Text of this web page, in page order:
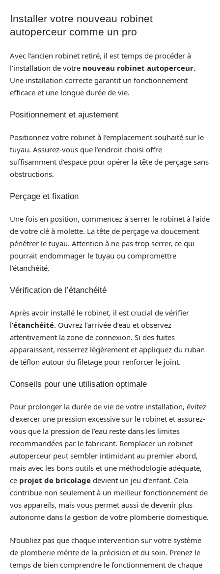
Installer votre nouveau robinet
autoperceur comme un pro
Avec l’ancien robinet retiré, il est temps de procéder à
l’installation de votre nouveau robinet autoperceur.
Une installation correcte garantit un fonctionnement
efficace et une longue durée de vie.
Positionnement et ajustement
Positionnez votre robinet à l’emplacement souhaité sur le
tuyau. Assurez-vous que l’endroit choisi offre
suffisamment d’espace pour opérer la tête de perçage sans
obstructions.
Perçage et fixation
Une fois en position, commencez à serrer le robinet à l’aide
de votre clé à molette. La tête de perçage va doucement
pénétrer le tuyau. Attention à ne pas trop serrer, ce qui
pourrait endommager le tuyau ou compromettre
l’étanchéité.
Vérification de l’étanchéité
Après avoir installé le robinet, il est crucial de vérifier
l’étanchéité. Ouvrez l’arrivée d’eau et observez
attentivement la zone de connexion. Si des fuites
apparaissent, resserrez légèrement et appliquez du ruban
de téflon autour du filetage pour renforcer le joint.
Conseils pour une utilisation optimale
Pour prolonger la durée de vie de votre installation, évitez
d’exercer une pression excessive sur le robinet et assurez-
vous que la pression de l’eau reste dans les limites
recommandées par le fabricant. Remplacer un robinet
autoperceur peut sembler intimidant au premier abord,
mais avec les bons outils et une méthodologie adéquate,
ce projet de bricolage devient un jeu d’enfant. Cela
contribue non seulement à un meilleur fonctionnement de
vos appareils, mais vous permet aussi de devenir plus
autonome dans la gestion de votre plomberie domestique.
N’oubliez pas que chaque intervention sur votre système
de plomberie mérite de la précision et du soin. Prenez le
temps de bien comprendre le fonctionnement de chaque